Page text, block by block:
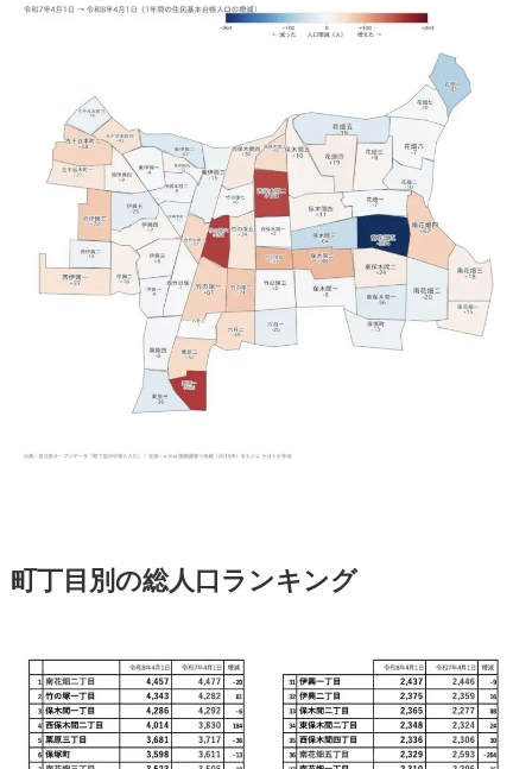
町丁目別の総人口ランキング